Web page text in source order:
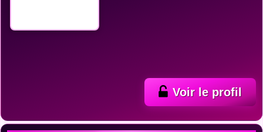
Voir le profil